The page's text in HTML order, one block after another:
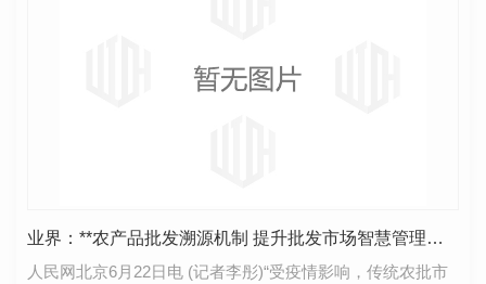
业界：**农产品批发溯源机制 提升批发市场智慧管理能力
人民网北京6月22日电 (记者李彤)“受疫情影响，传统农批市